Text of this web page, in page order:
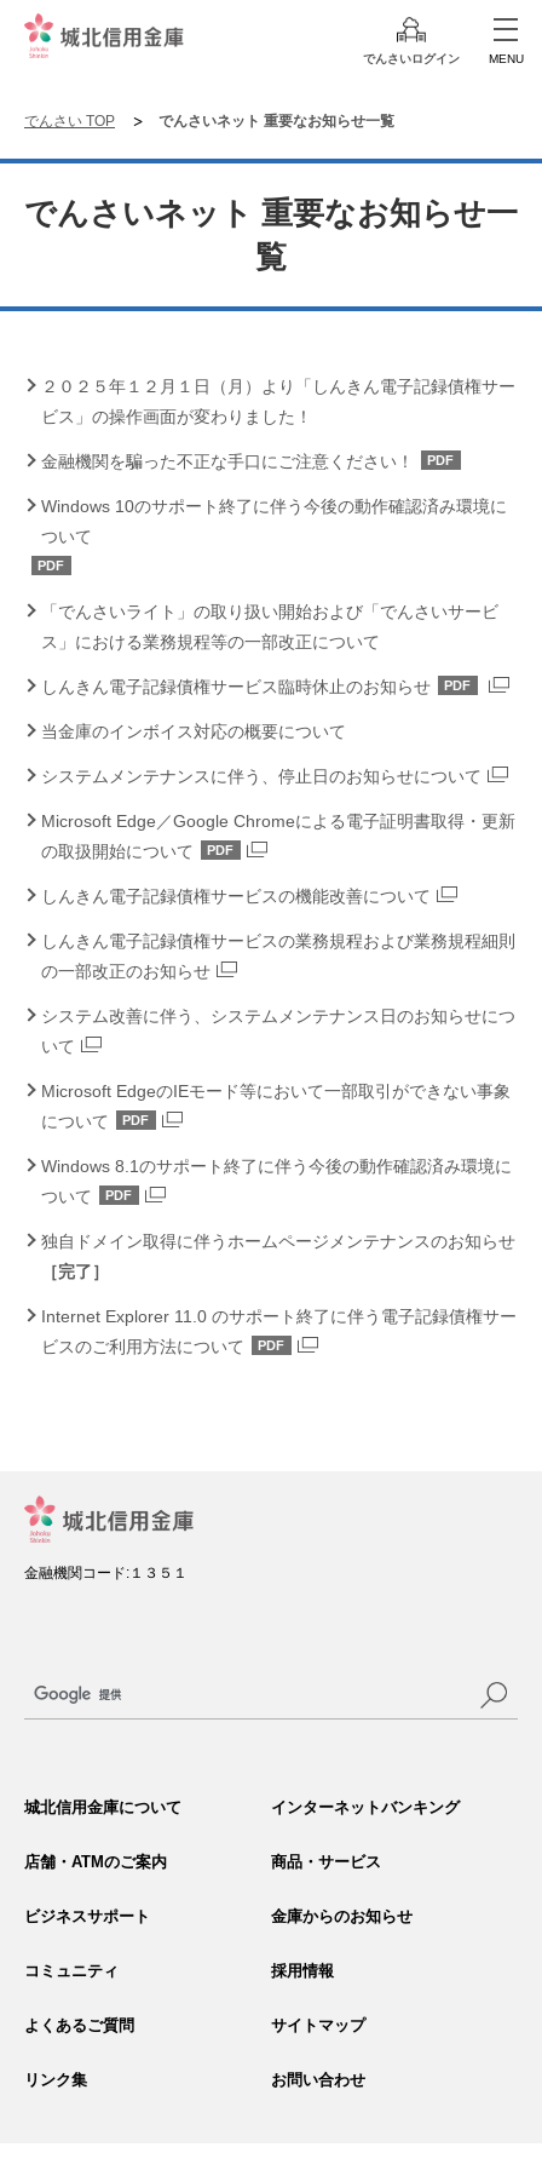
でんさいログイン MENU
でんさい TOP でんさいネット 重要なお知らせ一覧
でんさいネット 重要なお知らせ一
覧
２０２５年１２月１日（月）より「しんきん電子記録債権サー
ビス」の操作画面が変わりました！
金融機関を騙った不正な手口にご注意ください！ PDF
Windows 10のサポート終了に伴う今後の動作確認済み環境に
ついて
PDF
「でんさいライト」の取り扱い開始および「でんさいサービ
ス」における業務規程等の一部改正について
しんきん電子記録債権サービス臨時休止のお知らせ PDF
当金庫のインボイス対応の概要について
システムメンテナンスに伴う、停止日のお知らせについて
Microsoft Edge／Google Chromeによる電子証明書取得・更新
の取扱開始について
PDF
しんきん電子記録債権サービスの機能改善について
しんきん電子記録債権サービスの業務規程および業務規程細則
の一部改正のお知らせ
システム改善に伴う、システムメンテナンス日のお知らせにつ
いて
Microsoft EdgeのIEモード等において一部取引ができない事象
について
PDF
Windows 8.1のサポート終了に伴う今後の動作確認済み環境に
ついて
PDF
独自ドメイン取得に伴うホームページメンテナンスのお知らせ
［完了］
Internet Explorer 11.0 のサポート終了に伴う電子記録債権サー
ビスのご利用方法について
PDF
金融機関コード:１３５１
城北信用金庫について インターネットバンキング
店舗・ATMのご案内 商品・サービス
ビジネスサポート 金庫からのお知らせ
コミュニティ 採用情報
よくあるご質問 サイトマップ
リンク集 お問い合わせ